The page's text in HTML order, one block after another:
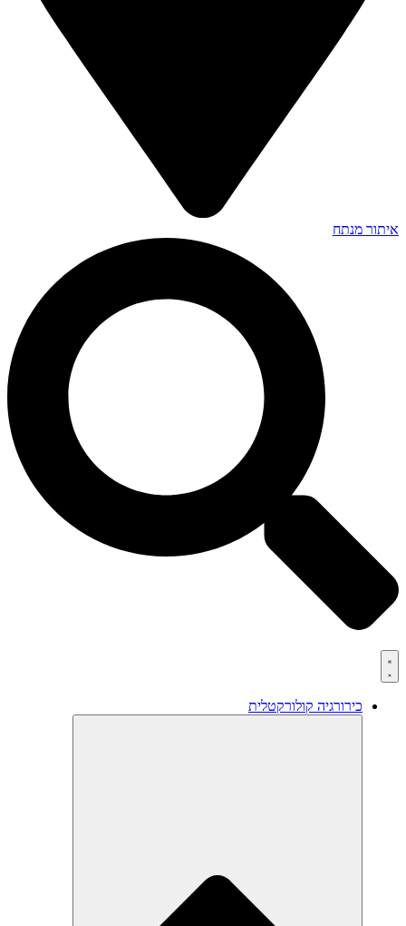
איתור מנתח
כירורגיה קולורקטלית